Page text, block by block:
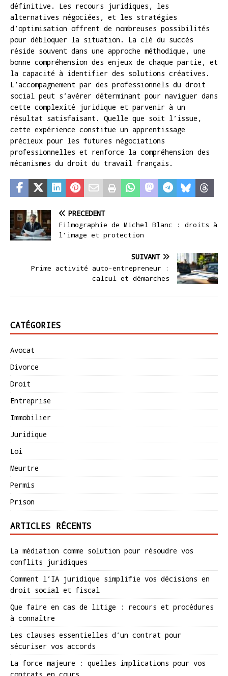
définitive. Les recours juridiques, les
alternatives négociées, et les stratégies
d’optimisation offrent de nombreuses possibilités
pour débloquer la situation. La clé du succès
réside souvent dans une approche méthodique, une
bonne compréhension des enjeux de chaque partie, et
la capacité à identifier des solutions créatives.
L’accompagnement par des professionnels du droit
social peut s’avérer déterminant pour naviguer dans
cette complexité juridique et parvenir à un
résultat satisfaisant. Quelle que soit l’issue,
cette expérience constitue un apprentissage
précieux pour les futures négociations
professionnelles et renforce la compréhension des
mécanismes du droit du travail français.
PRÉCÉDENT
Filmographie de Michel Blanc : droits à
l’image et protection
SUIVANT
Prime activité auto-entrepreneur :
calcul et démarches
CATÉGORIES
Avocat
Divorce
Droit
Entreprise
Immobilier
Juridique
Loi
Meurtre
Permis
Prison
ARTICLES RÉCENTS
La médiation comme solution pour résoudre vos
conflits juridiques
Comment l’IA juridique simplifie vos décisions en
droit social et fiscal
Que faire en cas de litige : recours et procédures
à connaître
Les clauses essentielles d’un contrat pour
sécuriser vos accords
La force majeure : quelles implications pour vos
contrats en cours